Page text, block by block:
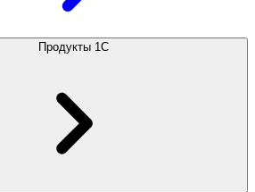
Продукты 1С